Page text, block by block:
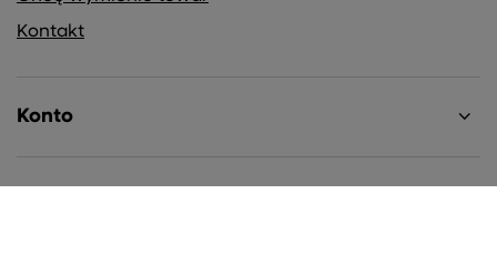
Kontakt
Konto